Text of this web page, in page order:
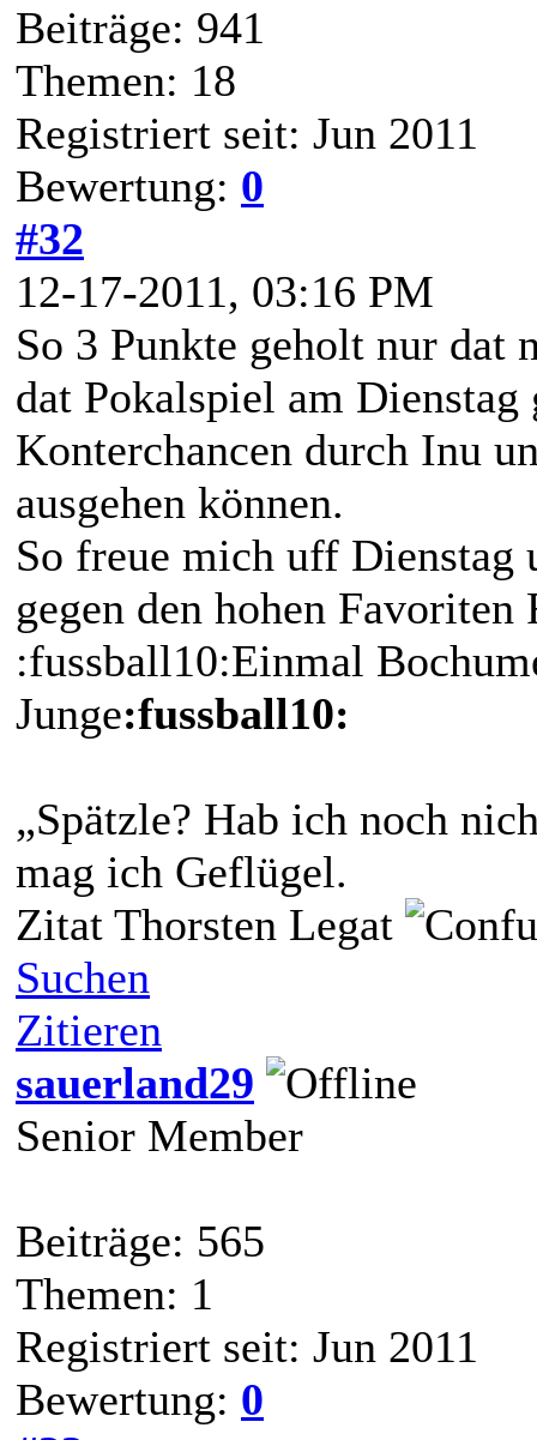
Beiträge: 941
Themen: 18
Registriert seit: Jun 2011
Bewertung: 0
#32
12-17-2011, 03:16 PM
So 3 Punkte geholt nur
dat Pokalspiel am
Konterchancen durch Inu
ausgehen können.
So freue mich uff Dienstag
gegen den hohen Favoriten
:fussball10:Einmal
Junge:fussball10:
„Spätzle? Hab ich noch
mag ich Geflügel.
Zitat Thorsten Legat
Suchen
Zitieren
sauerland29
Senior Member
Beiträge: 565
Themen: 1
Registriert seit: Jun 2011
Bewertung: 0